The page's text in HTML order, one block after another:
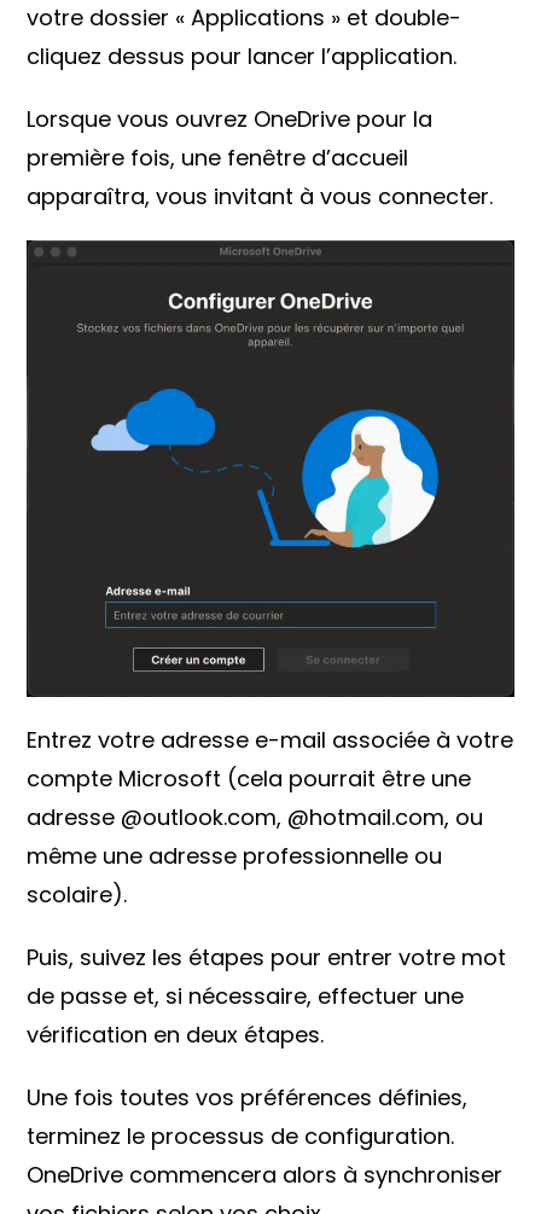
votre dossier « Applications » et double-
cliquez dessus pour lancer l’application.
Lorsque vous ouvrez OneDrive pour la
première fois, une fenêtre d’accueil
apparaîtra, vous invitant à vous connecter.
Entrez votre adresse e-mail associée à votre
compte Microsoft (cela pourrait être une
adresse @outlook.com, @hotmail.com, ou
même une adresse professionnelle ou
scolaire).
Puis, suivez les étapes pour entrer votre mot
de passe et, si nécessaire, effectuer une
vérification en deux étapes.
Une fois toutes vos préférences définies,
terminez le processus de configuration.
OneDrive commencera alors à synchroniser